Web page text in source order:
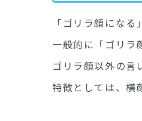
「ゴリラ顔にな
一般的に「ゴリラ
ゴリラ顔以外の言
特徴としては、横